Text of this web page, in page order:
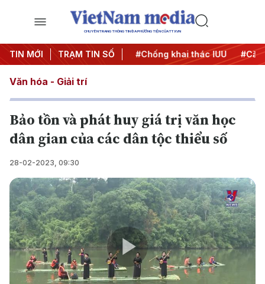
CHUYÊN TRANG THÔNG TIN ĐA PHƯƠNG TIỆN CỦA TTXVN
TIN MỚI TRẠM TIN SỐ
#Chiến dịch 500 ngày đêm #Chống khai thác IUU
Văn hóa - Giải trí
Bảo tồn và phát huy giá trị văn học
dân gian của các dân tộc thiểu số
28-02-2023, 09:30
Play